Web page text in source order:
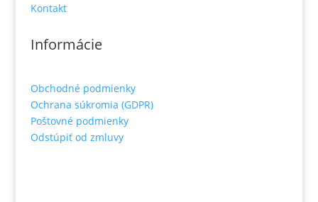
Kontakt
Informácie
Obchodné podmienky
Ochrana súkromia (GDPR)
Poštovné podmienky
Odstúpiť od zmluvy